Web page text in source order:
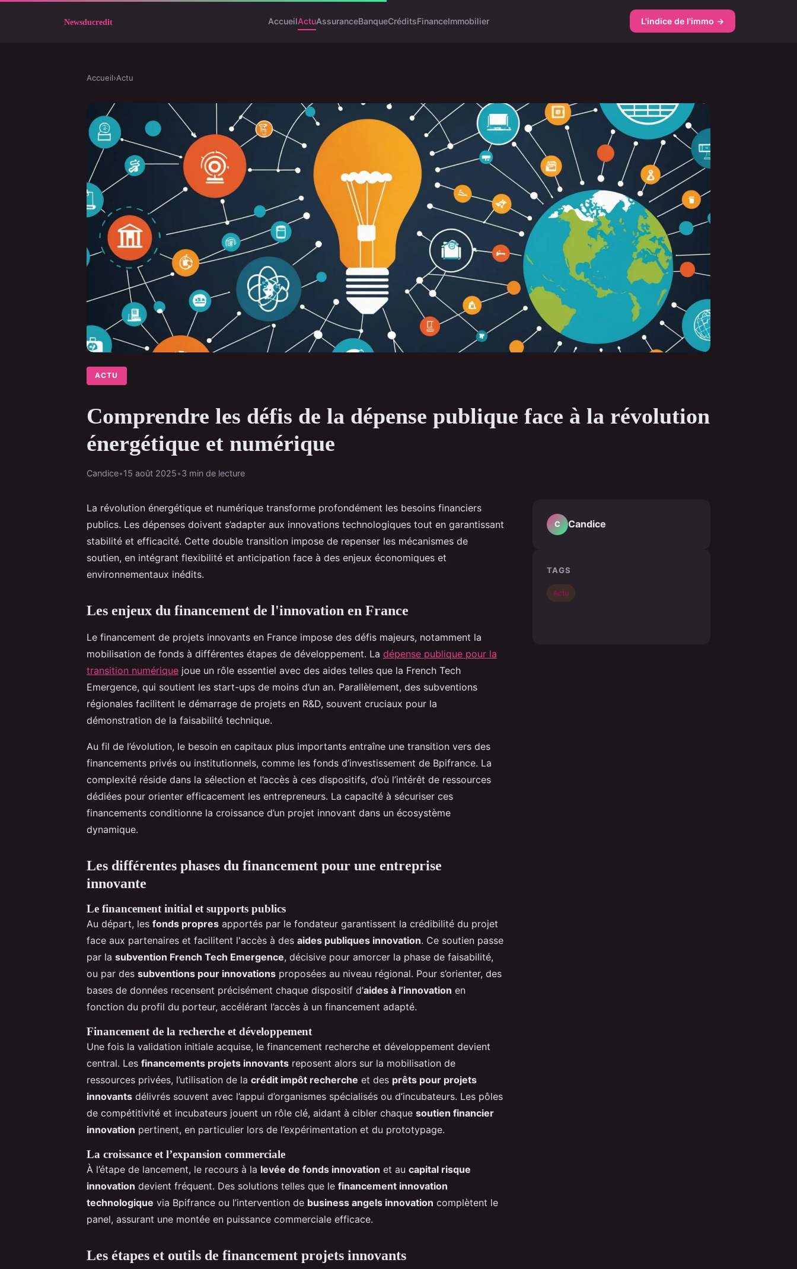
AccueilActuAssuranceBanqueCréditsFinanceImmobilier L'indice de l'immo →
Accueil›Actu
ACTU
Comprendre les défis de la dépense publique face à la révolution
énergétique et numérique
Candice•15 août 2025•3 min de lecture
La révolution énergétique et numérique transforme profondément les besoins financiers
publics. Les dépenses doivent s’adapter aux innovations technologiques tout en garantissant
stabilité et efficacité. Cette double transition impose de repenser les mécanismes de
soutien, en intégrant flexibilité et anticipation face à des enjeux économiques et
environnementaux inédits.
Les enjeux du financement de l'innovation en France
Le financement de projets innovants en France impose des défis majeurs, notamment la
mobilisation de fonds à différentes étapes de développement. La dépense publique pour la
transition numérique joue un rôle essentiel avec des aides telles que la French Tech
Emergence, qui soutient les start-ups de moins d’un an. Parallèlement, des subventions
régionales facilitent le démarrage de projets en R&D, souvent cruciaux pour la
démonstration de la faisabilité technique.
Au fil de l’évolution, le besoin en capitaux plus importants entraîne une transition vers des
financements privés ou institutionnels, comme les fonds d’investissement de Bpifrance. La
complexité réside dans la sélection et l’accès à ces dispositifs, d’où l’intérêt de ressources
dédiées pour orienter efficacement les entrepreneurs. La capacité à sécuriser ces
financements conditionne la croissance d’un projet innovant dans un écosystème
dynamique.
Les différentes phases du financement pour une entreprise
innovante
Le financement initial et supports publics
Au départ, les fonds propres apportés par le fondateur garantissent la crédibilité du projet
face aux partenaires et facilitent l'accès à des aides publiques innovation. Ce soutien passe
par la subvention French Tech Emergence, décisive pour amorcer la phase de faisabilité,
ou par des subventions pour innovations proposées au niveau régional. Pour s’orienter, des
bases de données recensent précisément chaque dispositif d’aides à l’innovation en
fonction du profil du porteur, accélérant l’accès à un financement adapté.
Financement de la recherche et développement
Une fois la validation initiale acquise, le financement recherche et développement devient
central. Les financements projets innovants reposent alors sur la mobilisation de
ressources privées, l’utilisation de la crédit impôt recherche et des prêts pour projets
innovants délivrés souvent avec l’appui d’organismes spécialisés ou d’incubateurs. Les pôles
de compétitivité et incubateurs jouent un rôle clé, aidant à cibler chaque soutien financier
innovation pertinent, en particulier lors de l’expérimentation et du prototypage.
La croissance et l’expansion commerciale
À l’étape de lancement, le recours à la levée de fonds innovation et au capital risque
innovation devient fréquent. Des solutions telles que le financement innovation
technologique via Bpifrance ou l’intervention de business angels innovation complètent le
panel, assurant une montée en puissance commerciale efficace.
Les étapes et outils de financement projets innovants
C Candice
TAGS
Actu